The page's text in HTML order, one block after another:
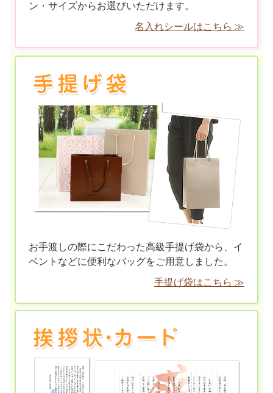
ン・サイズからお選びいただけます。
名入れシールはこちら ≫
お手渡しの際にこだわった高級手提げ袋から、イ
ベントなどに便利なバッグをご用意しました。
手提げ袋はこちら ≫